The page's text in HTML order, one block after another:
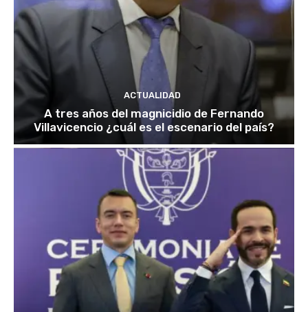
ACTUALIDAD
A tres años del magnicidio de Fernando
Villavicencio ¿cuál es el escenario del país?